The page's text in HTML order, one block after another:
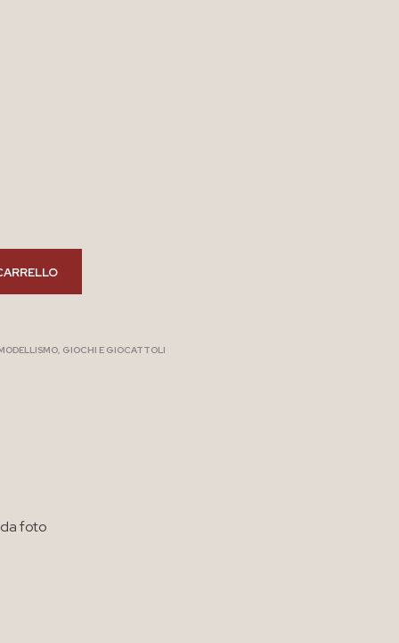
, GIOCHI E GIOCATTOLI
foto